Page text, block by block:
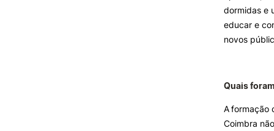
dormidas e
educar e
novos
Quais
Aformação
Coimbra